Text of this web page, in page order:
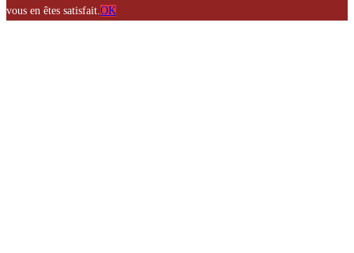
vous en êtes satisfait.OK